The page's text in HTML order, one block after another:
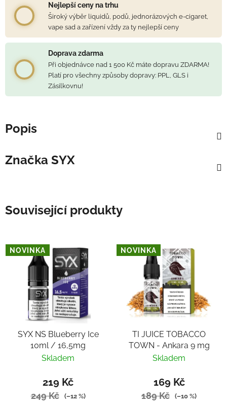
Nejlepší ceny na trhu
Široký výběr liquidů, podů, jednorázových e-cigaret,
vape sad a zařízení vždy za ty nejlepší ceny
Doprava zdarma
Při objednávce nad 1 500 Kč máte dopravu ZDARMA!
Platí pro všechny způsoby dopravy: PPL, GLS i
Zásilkovnu!
Popis
Značka SYX
Související produkty
NOVINKA
SYX NS Blueberry Ice
10ml / 16,5mg
Skladem
219 Kč
249 Kč (–12 %)
NOVINKA
TI JUICE TOBACCO
TOWN - Ankara 9 mg
Skladem
169 Kč
189 Kč (–10 %)